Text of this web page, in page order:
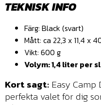
TEKNISK INFO
Färg: Black (svart)
Mått: ca 22,3 x 11,4 x
Vikt: 600 g
Volym: 1,4 liter per
Kort sagt: Easy
perfekta valet för dig